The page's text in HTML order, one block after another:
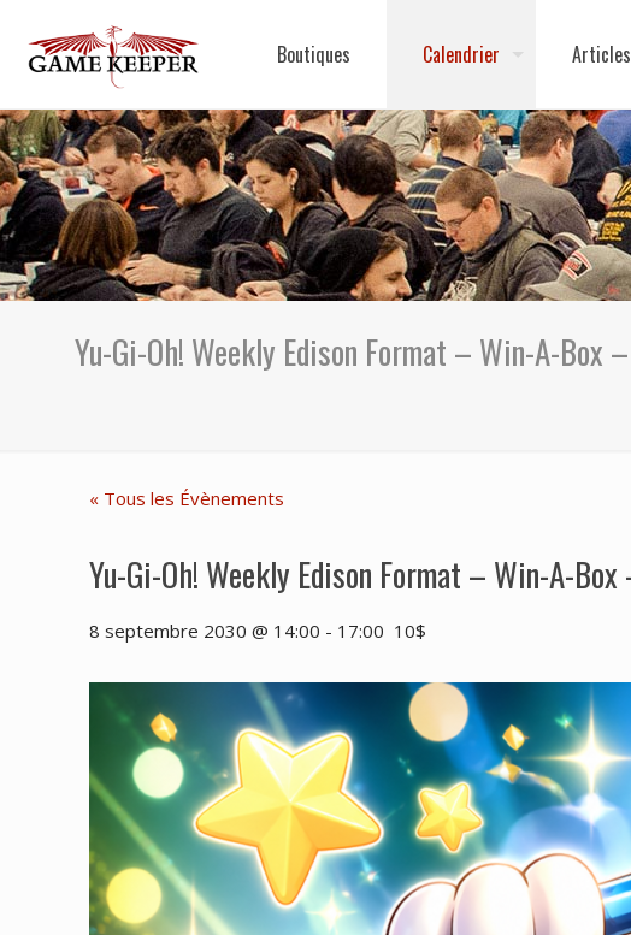
Boutiques Calendrier Articles
Yu-Gi-Oh! Weekly Edison Format – Win-A-Box
« Tous les Évènements
Yu-Gi-Oh! Weekly Edison Format – Win-A-Box
8 septembre 2030 @ 14:00 - 17:00 10$